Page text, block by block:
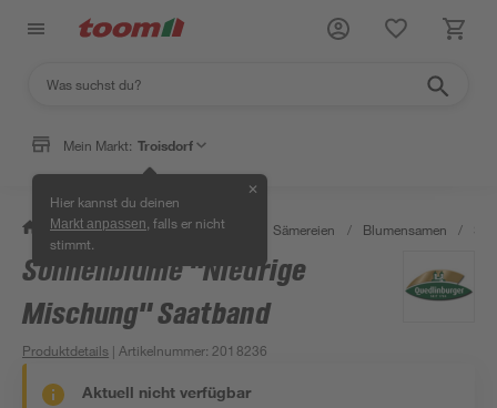
Mein Markt: Troisdorf
Hier kannst du deinen
Markt anpassen , falls er nicht
stimmt.
✕
/ Garten & Freizeit / Pflanzen Sämereien / Blumensamen /
Sonnenblume "Niedrige
Mischung" Saatband
Produktdetails | Artikelnummer: 2018236
Aktuell nicht verfügbar